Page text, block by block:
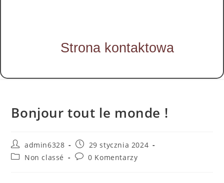
Strona kontaktowa
Bonjour tout le monde !
admin6328
29 stycznia 2024
Non classé
0 Komentarzy